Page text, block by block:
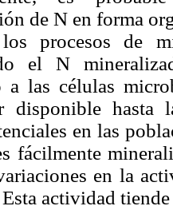
de N en forma
los procesos de
el N
a las células
disponible hasta
en las
fácilmente
en la
actividad